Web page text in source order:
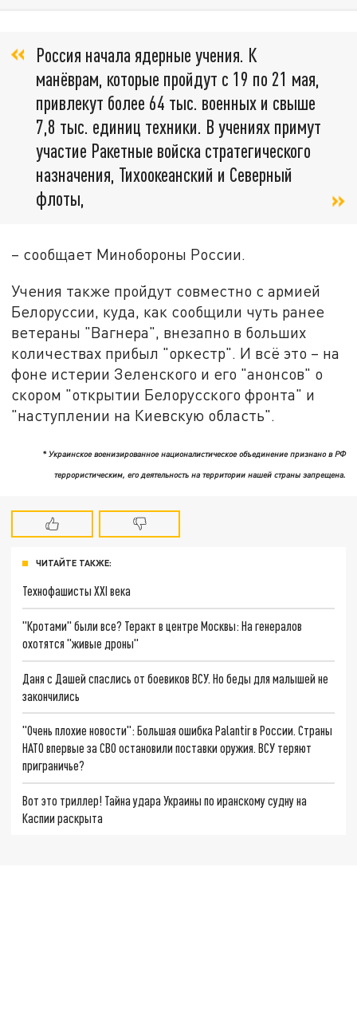
Россия начала ядерные учения. К
манёврам, которые пройдут с 19 по 21 мая,
привлекут более 64 тыс. военных и свыше
7,8 тыс. единиц техники. В учениях примут
участие Ракетные войска стратегического
назначения, Тихоокеанский и Северный
флоты,
– сообщает Минобороны России.
Учения также пройдут совместно с армией
Белоруссии, куда, как сообщили чуть ранее
ветераны "Вагнера", внезапно в больших
количествах прибыл "оркестр". И всё это – на
фоне истерии Зеленского и его "анонсов" о
скором "открытии Белорусского фронта" и
"наступлении на Киевскую область".
* Украинское военизированное националистическое объединение признано в РФ
террористическим, его деятельность на территории нашей страны запрещена.
ЧИТАЙТЕ ТАКЖЕ:
Технофашисты XXI века
"Кротами" были все? Теракт в центре Москвы: На генералов
охотятся "живые дроны"
Даня с Дашей спаслись от боевиков ВСУ. Но беды для малышей не
закончились
"Очень плохие новости": Большая ошибка Palantir в России. Страны
НАТО впервые за СВО остановили поставки оружия. ВСУ теряют
приграничье?
Вот это триллер! Тайна удара Украины по иранскому судну на
Каспии раскрыта